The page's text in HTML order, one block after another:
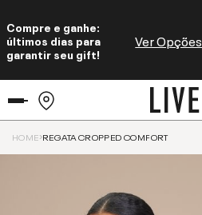
Compre e ganhe:
últimos dias para
garantir seu gift!
Ver Opções
HOME REGATA CROPPED COMFORT